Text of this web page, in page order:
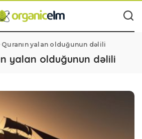
Quranın yalan olduğunun dəlili
yalan olduğunun dəlili